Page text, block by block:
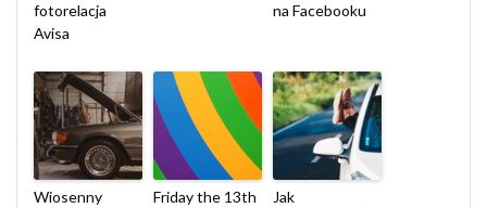
fotorelacja
Avisa
na Facebooku
Wiosenny
Friday the 13th
Jak